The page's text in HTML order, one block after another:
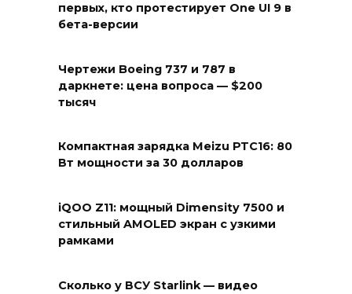
первых, кто протестирует One UI 9 в
бета-версии
Чертежи Boeing 737 и 787 в
даркнете: цена вопроса — $200
тысяч
Компактная зарядка Meizu PTC16: 80
Вт мощности за 30 долларов
iQOO Z11: мощный Dimensity 7500 и
стильный AMOLED экран с узкими
рамками
Сколько у ВСУ Starlink — видео